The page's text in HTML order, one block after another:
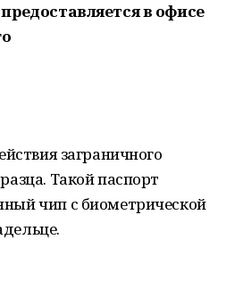
в офисе
заграничного
Такой паспорт
чип с биометрической